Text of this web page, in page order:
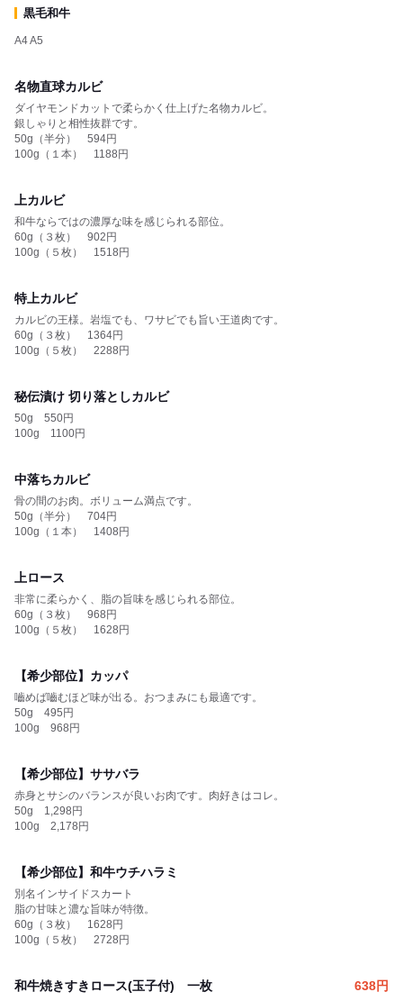
黒毛和牛
A4 A5
名物直球カルビ
ダイヤモンドカットで柔らかく仕上げた名物カルビ。
銀しゃりと相性抜群です。
50g（半分） 594円
100g（１本） 1188円
上カルビ
和牛ならではの濃厚な味を感じられる部位。
60g（３枚） 902円
100g（５枚） 1518円
特上カルビ
カルビの王様。岩塩でも、ワサビでも旨い王道肉です。
60g（３枚） 1364円
100g（５枚） 2288円
秘伝漬け 切り落としカルビ
50g 550円
100g 1100円
中落ちカルビ
骨の間のお肉。ボリューム満点です。
50g（半分） 704円
100g（１本） 1408円
上ロース
非常に柔らかく、脂の旨味を感じられる部位。
60g（３枚） 968円
100g（５枚） 1628円
【希少部位】カッパ
嚙めば嚙むほど味が出る。おつまみにも最適です。
50g 495円
100g 968円
【希少部位】ササバラ
赤身とサシのバランスが良いお肉です。肉好きはコレ。
50g 1,298円
100g 2,178円
【希少部位】和牛ウチハラミ
別名インサイドスカート
脂の甘味と濃な旨味が特徴。
60g（３枚） 1628円
100g（５枚） 2728円
和牛焼きすきロース(玉子付) 一枚 638円